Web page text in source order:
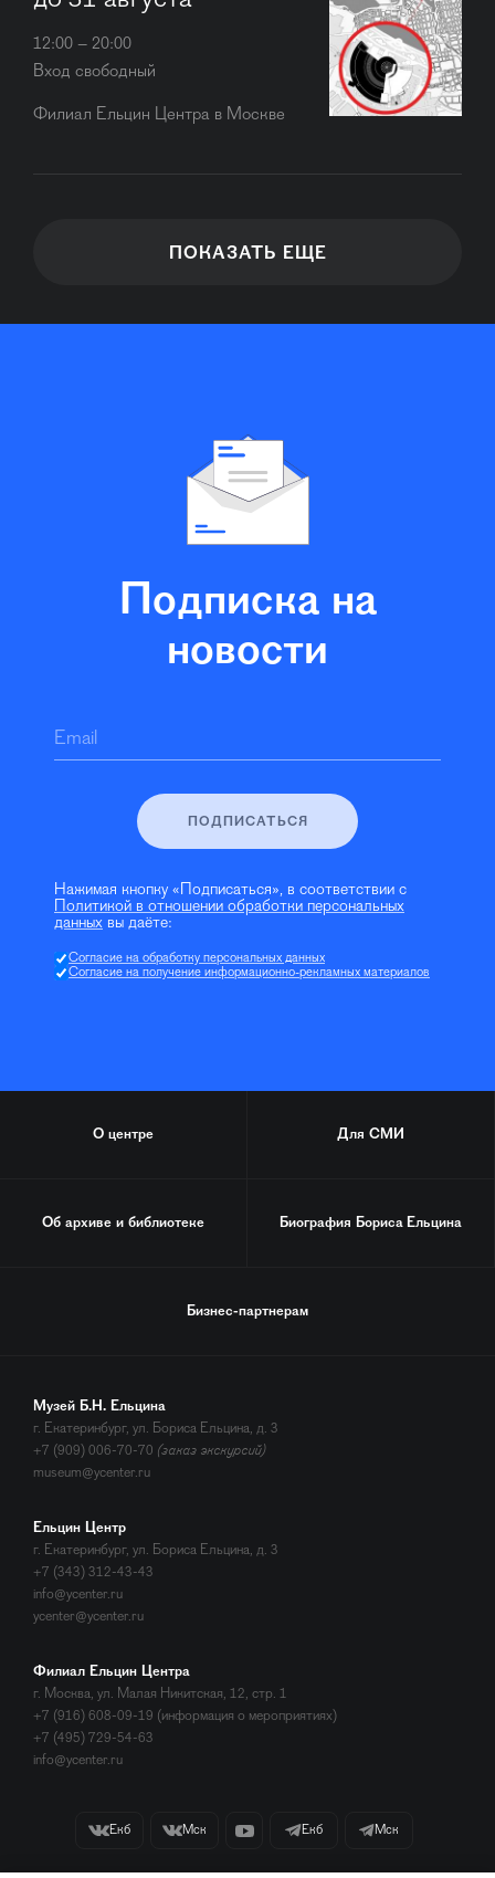
12:00 – 20:00
Вход свободный
Филиал Ельцин Центра в Москве
ПОКАЗАТЬ ЕЩЕ
Подписка на
новости
Email
ПОДПИСАТЬСЯ
Нажимая кнопку «Подписаться», в соответствии с
Политикой в отношении обработки персональных
данных вы даёте:
Согласие на обработку персональных данных
Согласие на получение информационно-рекламных материалов
О центре Для СМИ
Об архиве и библиотеке Биография Бориса Ельцина
Бизнес-партнерам
Музей Б.Н. Ельцина
г. Екатеринбург, ул. Бориса Ельцина, д. 3
+7 (909) 006-70-70 (заказ экскурсий)
museum@ycenter.ru
Ельцин Центр
г. Екатеринбург, ул. Бориса Ельцина, д. 3
+7 (343) 312-43-43
info@ycenter.ru
ycenter@ycenter.ru
Филиал Ельцин Центра
г. Москва, ул. Малая Никитская, 12, стр. 1
+7 (916) 608-09-19 (информация о мероприятиях)
+7 (495) 729-54-63
info@ycenter.ru
Екб Мск Екб Мск